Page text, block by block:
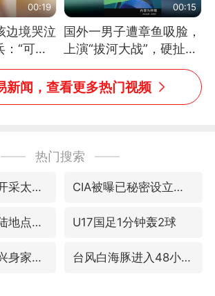
00:19
边境哭泣
“可不
返回国”
00:15
国外一男子遭章鱼吸脸，
上演“拔河大战”，硬扯加
铁棒敲打方才挣脱
新闻，查看更多热门视频
热门搜索
中方回应是否开采太平洋海底稀土资源 CIA被曝已秘密设立古巴工作组
台风白海豚登陆地点更新 U17国足1分钟轰2球
宇树科技王兴兴身家有望超200亿元 台风白海豚进入48小时警戒线